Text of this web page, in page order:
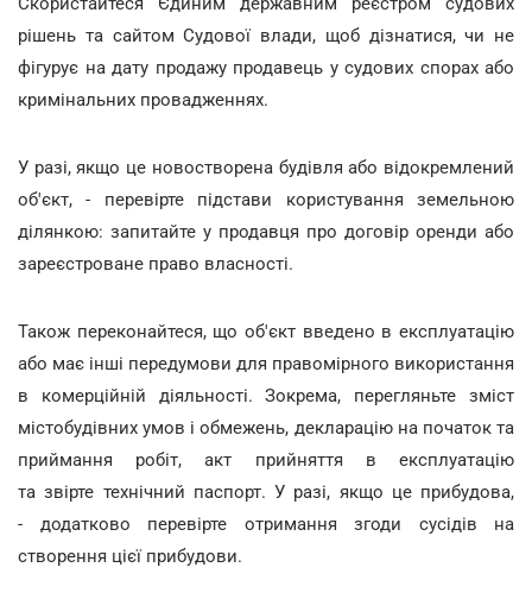
рішень та сайтом Судової влади, щоб дізнатися, чи не
фігурує на дату продажу продавець у судових спорах або
кримінальних провадженнях.
У разі, якщо це новостворена будівля або відокремлений
об'єкт, - перевірте підстави користування земельною
ділянкою: запитайте у продавця про договір оренди або
зареєстроване право власності.
Також переконайтеся, що об'єкт введено в експлуатацію
або має інші передумови для правомірного використання
в комерційній діяльності. Зокрема, перегляньте зміст
містобудівних умов і обмежень, декларацію на початок та
приймання робіт, акт прийняття в експлуатацію
та звірте технічний паспорт. У разі, якщо це прибудова,
- додатково перевірте отримання згоди сусідів на
створення цієї прибудови.